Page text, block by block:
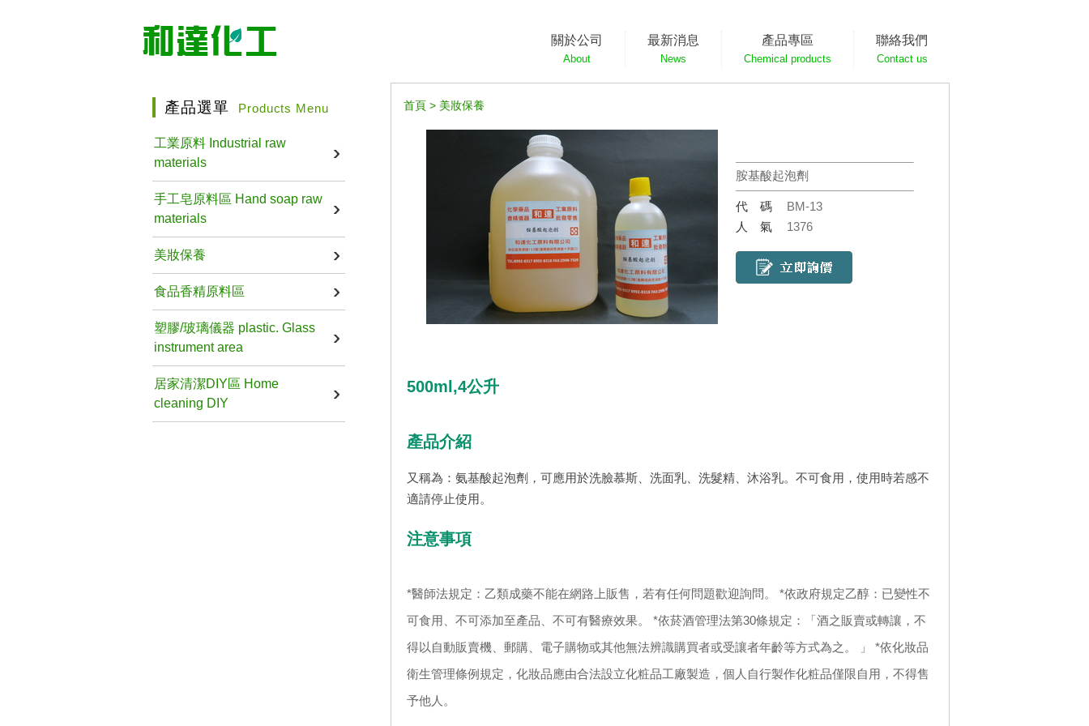
關於公司
About
最新消息
News
產品專區
Chemical products
聯絡我們
Contact us
產品選單 Products Menu
工業原料 Industrial raw
materials
手工皂原料區 Hand soap raw
materials
美妝保養
食品香精原料區
塑膠/玻璃儀器 plastic. Glass
instrument area
居家清潔DIY區 Home
cleaning DIY
首頁 > 美妝保養
胺基酸起泡劑
代碼
BM-13
人氣
1376
500ml,4公升
產品介紹
又稱為：氨基酸起泡劑，可應用於洗臉慕斯、洗面乳、洗髮精、沐浴乳。不可食用，使用時若感不
適請停止使用。
注意事項
*醫師法規定：乙類成藥不能在網路上販售，若有任何問題歡迎詢問。 *依政府規定乙醇：已變性不
可食用、不可添加至產品、不可有醫療效果。 *依菸酒管理法第30條規定：「酒之販賣或轉讓，不
得以自動販賣機、郵購、電子購物或其他無法辨識購買者或受讓者年齡等方式為之。 」 *依化妝品
衛生管理條例規定，化妝品應由合法設立化粧品工廠製造，個人自行製作化粧品僅限自用，不得售
予他人。